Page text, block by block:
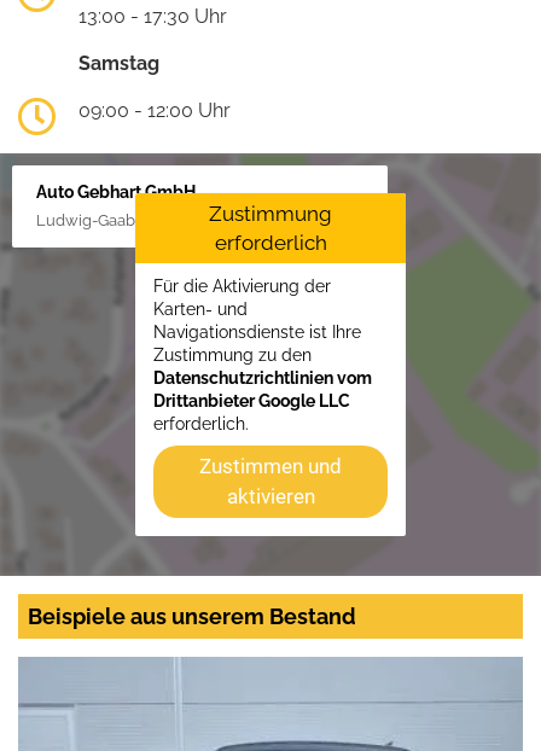
13:00 - 17:30 Uhr
Samstag
09:00 - 12:00 Uhr
Auto Gebhart GmbH
Ludwig-Gaab-Str. 4, 88427 Bad Schussenried
Zustimmung
erforderlich
Für die Aktivierung der
Karten- und
Navigationsdienste ist Ihre
Zustimmung zu den
Datenschutzrichtlinien vom
Drittanbieter Google LLC
erforderlich.
Zustimmen und
aktivieren
Beispiele aus unserem Bestand